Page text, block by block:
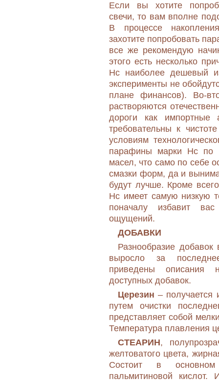
Если вы хотите
свечи, то вам вполне
В процессе
захотите попробовать
все же рекомендую
этого есть несколько
Нс наиболее дешевый
эксперименты не
плане финансов). Во-
растворяются
дороги как импортные
требовательны к
условиям
парафины марки Нс по
масел, что само по себе
смазки форм, да и
будут лучше. Кроме
Нс имеет самую низкую
поначалу избавит
ощущений.
ДОБАВКИ
Разнообразие
выросло за
приведены описания
доступных добавок.
Церезин – получается
путем очистки
представляет собой
Температура плавления
СТЕАРИН,
желтоватого цвета,
Состоит в
пальмитиновой кислот.